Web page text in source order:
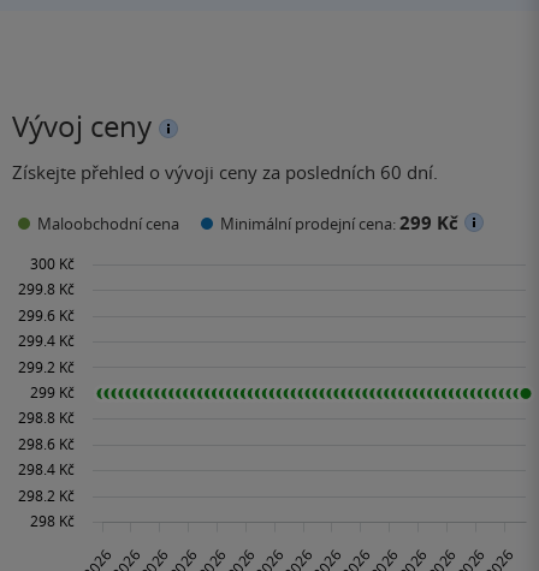
Vývoj ceny
Získejte přehled o vývoji ceny za posledních 60 dní.
Maloobchodní cena Minimální prodejní cena:299 Kč